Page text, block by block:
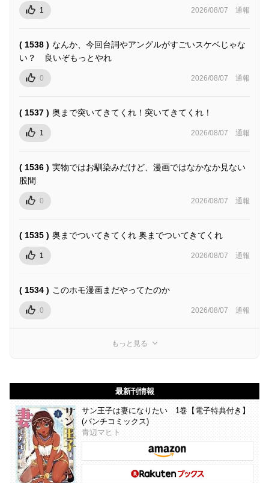
1 2026/08/07 通報
( 1538 ) なんか、今回台詞やアングルがすごいスケベじゃな
い？ 良いぞもっとやれ
0 2026/08/07 通報
( 1537 ) 奥まで突いてきてくれ！突いてきてくれ！
1 2026/08/07 通報
( 1536 ) 実物ではお馴染みだけど、漫画ではなかなか見ない
股間
0 2026/08/07 通報
( 1535 ) 奥までついてきてくれ 奥までついてきてくれ
1 2026/08/07 通報
( 1534 ) このホモ漫画まだやってたのか
0 2026/08/07 通報
もっと見る
最新刊情報
サン王子は妻になりたい 1巻【電子特典付き】
(バンチコミックス)
青辺マヒト